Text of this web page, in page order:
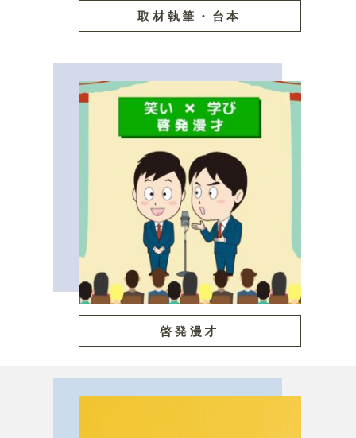
取材執筆・台本
啓発漫才